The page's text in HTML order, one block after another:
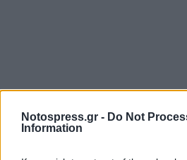
Notospress.gr - Do Not
Information